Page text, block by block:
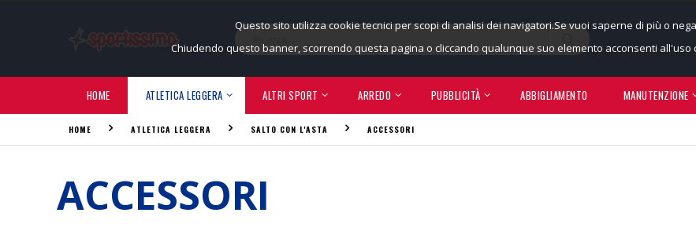
Questo sito utilizza cookie tecnici per scopi di analisi dei navigatori.Se vuoi saperne di più o
Chiudendo questo banner, scorrendo questa pagina o cliccando qualunque suo elemento acconsenti all'uso
HOME ATLETICA LEGGERA ALTRI SPORT ARREDO PUBBLICITÀ ABBIGLIAMENTO MANUTENZIONE
HOME ATLETICA LEGGERA SALTO CON L'ASTA ACCESSORI
ACCESSORI